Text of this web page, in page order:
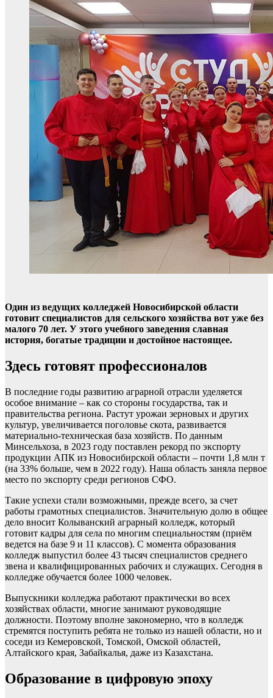
Один из ведущих колледжей Новосибирской области
готовит специалистов для сельского хозяйства вот уже без
малого 70 лет. У этого учебного заведения славная
история, богатые традиции и достойное настоящее.
Здесь готовят профессионалов
В последние годы развитию аграрной отрасли уделяется
особое внимание – как со стороны государства, так и
правительства региона. Растут урожаи зерновых и других
культур, увеличивается поголовье скота, развивается
материально-техническая база хозяйств. По данным
Минсельхоза, в 2023 году поставлен рекорд по экспорту
продукции АПК из Новосибирской области – почти 1,8 млн т
(на 33% больше, чем в 2022 году). Наша область заняла первое
место по экспорту среди регионов СФО.
Такие успехи стали возможными, прежде всего, за счет
работы грамотных специалистов. Значительную долю в общее
дело вносит Колыванский аграрный колледж, который
готовит кадры для села по многим специальностям (приём
ведется на базе 9 и 11 классов). С момента образования
колледж выпустил более 43 тысяч специалистов среднего
звена и квалифицированных рабочих и служащих. Сегодня в
колледже обучается более 1000 человек.
Выпускники колледжа работают практически во всех
хозяйствах области, многие занимают руководящие
должности. Поэтому вполне закономерно, что в колледж
стремятся поступить ребята не только из нашей области, но и
соседи из Кемеровской, Томской, Омской областей,
Алтайского края, Забайкалья, даже из Казахстана.
Образование в цифровую эпоху